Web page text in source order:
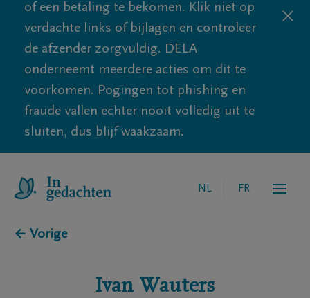
of een betaling te bekomen. Klik niet op
verdachte links of bijlagen en controleer
de afzender zorgvuldig. DELA
onderneemt meerdere acties om dit te
voorkomen. Pogingen tot phishing en
fraude vallen echter nooit volledig uit te
sluiten, dus blijf waakzaam.
NL FR
← Vorige
Ivan Wauters